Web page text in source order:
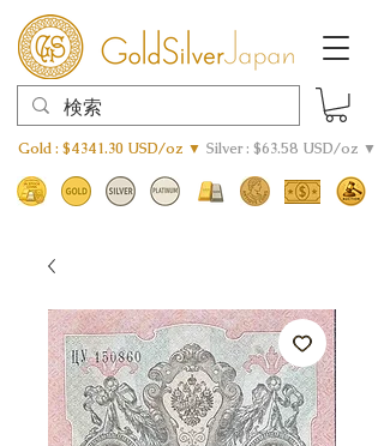
Gold : $4341.30 USD/oz ▼ Silver : $63.58 USD/oz ▼